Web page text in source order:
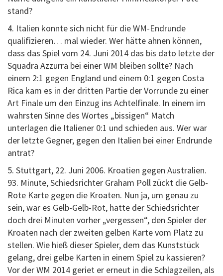
stand?
4. Italien konnte sich nicht für die WM-Endrunde
qualifizieren… mal wieder. Wer hätte ahnen können,
dass das Spiel vom 24. Juni 2014 das bis dato letzte der
Squadra Azzurra bei einer WM bleiben sollte? Nach
einem 2:1 gegen England und einem 0:1 gegen Costa
Rica kam es in der dritten Partie der Vorrunde zu einer
Art Finale um den Einzug ins Achtelfinale. In einem im
wahrsten Sinne des Wortes „bissigen“ Match
unterlagen die Italiener 0:1 und schieden aus. Wer war
der letzte Gegner, gegen den Italien bei einer Endrunde
antrat?
5. Stuttgart, 22. Juni 2006. Kroatien gegen Australien.
93. Minute, Schiedsrichter Graham Poll zückt die Gelb-
Rote Karte gegen die Kroaten. Nun ja, um genau zu
sein, war es Gelb-Gelb-Rot, hatte der Schiedsrichter
doch drei Minuten vorher „vergessen“, den Spieler der
Kroaten nach der zweiten gelben Karte vom Platz zu
stellen. Wie hieß dieser Spieler, dem das Kunststück
gelang, drei gelbe Karten in einem Spiel zu kassieren?
Vor der WM 2014 geriet er erneut in die Schlagzeilen, als